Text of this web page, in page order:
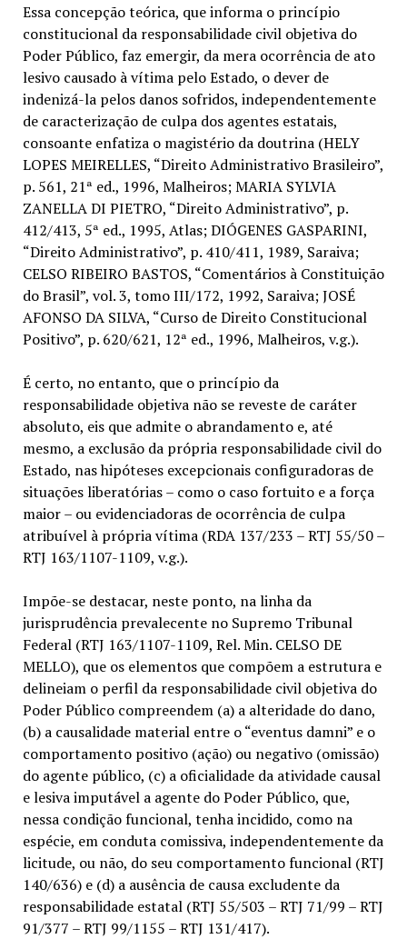
Essa concepção teórica, que informa o princípio
constitucional da responsabilidade civil objetiva do
Poder Público, faz emergir, da mera ocorrência de ato
lesivo causado à vítima pelo Estado, o dever de
indenizá-la pelos danos sofridos, independentemente
de caracterização de culpa dos agentes estatais,
consoante enfatiza o magistério da doutrina (HELY
LOPES MEIRELLES, “Direito Administrativo Brasileiro”,
p. 561, 21ª ed., 1996, Malheiros; MARIA SYLVIA
ZANELLA DI PIETRO, “Direito Administrativo”, p.
412/413, 5ª ed., 1995, Atlas; DIÓGENES GASPARINI,
“Direito Administrativo”, p. 410/411, 1989, Saraiva;
CELSO RIBEIRO BASTOS, “Comentários à Constituição
do Brasil”, vol. 3, tomo III/172, 1992, Saraiva; JOSÉ
AFONSO DA SILVA, “Curso de Direito Constitucional
Positivo”, p. 620/621, 12ª ed., 1996, Malheiros, v.g.).
É certo, no entanto, que o princípio da
responsabilidade objetiva não se reveste de caráter
absoluto, eis que admite o abrandamento e, até
mesmo, a exclusão da própria responsabilidade civil do
Estado, nas hipóteses excepcionais configuradoras de
situações liberatórias – como o caso fortuito e a força
maior – ou evidenciadoras de ocorrência de culpa
atribuível à própria vítima (RDA 137/233 – RTJ 55/50 –
RTJ 163/1107-1109, v.g.).
Impõe-se destacar, neste ponto, na linha da
jurisprudência prevalecente no Supremo Tribunal
Federal (RTJ 163/1107-1109, Rel. Min. CELSO DE
MELLO), que os elementos que compõem a estrutura e
delineiam o perfil da responsabilidade civil objetiva do
Poder Público compreendem (a) a alteridade do dano,
(b) a causalidade material entre o “eventus damni” e o
comportamento positivo (ação) ou negativo (omissão)
do agente público, (c) a oficialidade da atividade causal
e lesiva imputável a agente do Poder Público, que,
nessa condição funcional, tenha incidido, como na
espécie, em conduta comissiva, independentemente da
licitude, ou não, do seu comportamento funcional (RTJ
140/636) e (d) a ausência de causa excludente da
responsabilidade estatal (RTJ 55/503 – RTJ 71/99 – RTJ
91/377 – RTJ 99/1155 – RTJ 131/417).